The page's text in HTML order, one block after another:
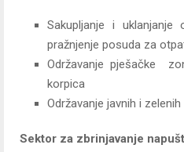
Sakupljanje i
pražnjenje posuda za
Održavanje pješačke
korpica
Održavanje javnih i
Sektor za zbrinjavanje